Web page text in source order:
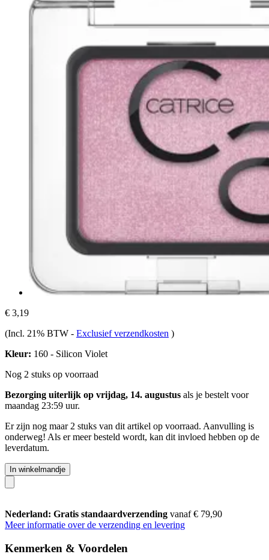
€ 3,19
(Incl. 21% BTW - Exclusief verzendkosten )
Kleur: 160 - Silicon Violet
Nog 2 stuks op voorraad
Bezorging uiterlijk op vrijdag, 14. augustus als je bestelt voor
maandag 23:59 uur.
Er zijn nog maar 2 stuks van dit artikel op voorraad. Aanvulling is
onderweg! Als er meer besteld wordt, kan dit invloed hebben op de
leverdatum.
In winkelmandje
Nederland: Gratis standaardverzending vanaf € 79,90
Meer informatie over de verzending en levering
Kenmerken & Voordelen